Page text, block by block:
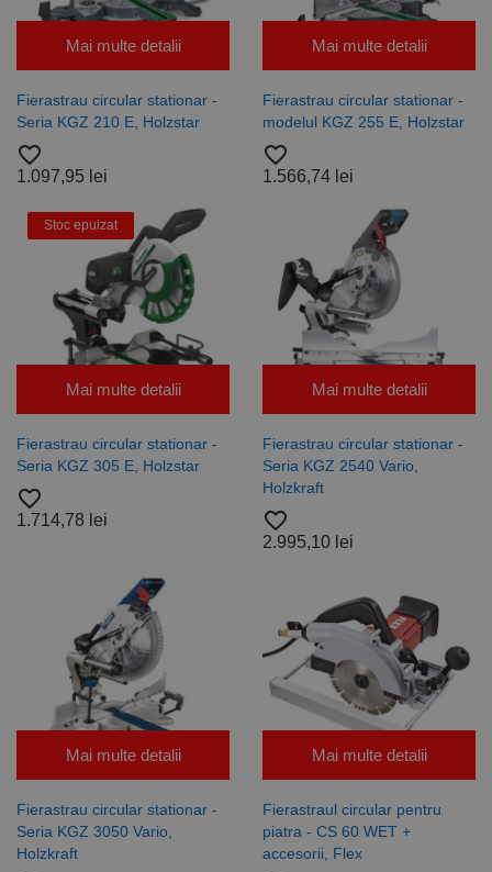
Mai multe detalii
Fierastrau circular stationar -
Seria KGZ 210 E, Holzstar
favorite_border
1.097,95 lei
Mai multe detalii
Fierastrau circular stationar -
modelul KGZ 255 E, Holzstar
favorite_border
1.566,74 lei
Stoc epuizat
Mai multe detalii
Fierastrau circular stationar -
Seria KGZ 305 E, Holzstar
favorite_border
1.714,78 lei
Mai multe detalii
Fierastrau circular stationar -
Seria KGZ 2540 Vario,
Holzkraft
favorite_border
2.995,10 lei
Mai multe detalii
Fierastrau circular stationar -
Seria KGZ 3050 Vario,
Holzkraft
Mai multe detalii
Fierastraul circular pentru
piatra - CS 60 WET +
accesorii, Flex